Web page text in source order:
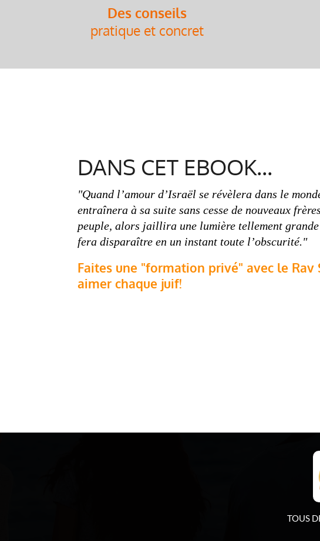
Des conseils
pratique et concret
DANS CET EBOOK...
"Quand l’amour d’Israël se révèlera dans le
entraînera à sa suite sans cesse de nouveaux
peuple, alors jaillira une lumière tellement grande
fera disparaître en un instant toute l’obscurité."
Faites une "formation privé" avec le Rav
aimer chaque juif!
TOUS